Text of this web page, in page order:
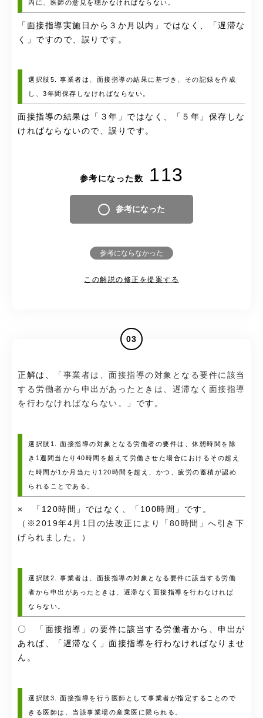
内に、医師の意見を聴かなければならない。
「面接指導実施日から３か月以内」ではなく、「遅滞な
く」ですので、誤りです。
選択肢5. 事業者は、面接指導の結果に基づき、その記録を作成
し、3年間保存しなければならない。
面接指導の結果は「３年」ではなく、「５年」保存しな
ければならないので、誤りです。
参考になった数 113
参考になった
参考にならなかった
この解説の修正を提案する
03
正解は、「 事業者は、面接指導の対象となる要件に該当
する労働者から申出があったときは、遅滞なく面接指導
を行わなければならない。
」です。
選択肢1. 面接指導の対象となる労働者の要件は、休憩時間を除
き1週間当たり40時間を超えて労働させた場合におけるその超え
た時間が1か月当たり120時間を超え、かつ、疲労の蓄積が認め
られることである。
× 「120時間」ではなく、「100時間」です。
（※2019年4月1日の法改正により「80時間」へ引き下
げられました。）
選択肢2. 事業者は、面接指導の対象となる要件に該当する労働
者から申出があったときは、遅滞なく面接指導を行わなければ
ならない。
〇 「面接指導」の要件に該当する労働者から、申出が
あれば、「遅滞なく」面接指導を行わなければなりませ
ん。
選択肢3. 面接指導を行う医師として事業者が指定することので
きる医師は、当該事業場の産業医に限られる。